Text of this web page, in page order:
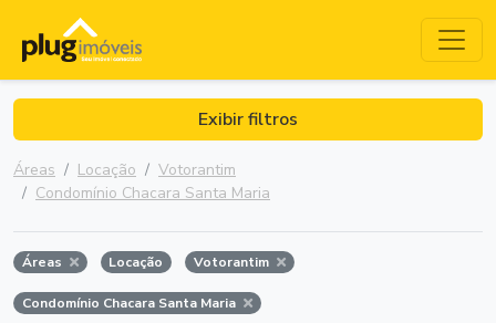
Exibir filtros
Áreas Locação
Votorantim
Condomínio Chacara Santa Maria
Áreas Locação Votorantim
Condomínio Chacara Santa Maria